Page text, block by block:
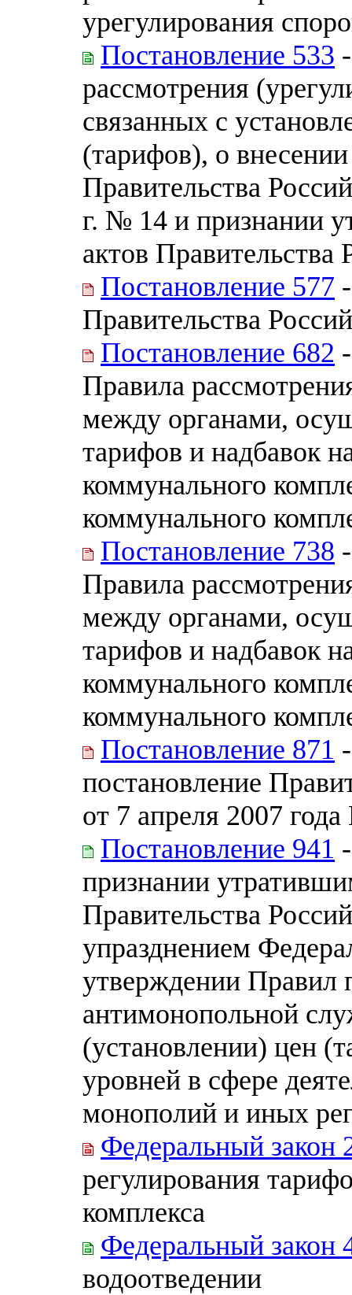
урегулирования
Постановление 533
рассмотрения
связанных с
(тарифов), о
Правительства
г. № 14 и признании
актов
Постановление 577
Правительства
Постановление 682
Правила
между органами,
тарифов и надбавок
коммунального
коммунального
Постановление 738
Правила
между органами,
тарифов и надбавок
коммунального
коммунального
Постановление 871
постановление
от 7 апреля 2007
Постановление 941
признании
Правительства
упразднением
утверждении Правил
антимонопольной
(установлении) цен
уровней в сфере
монополий и иных
Федеральный закон
регулирования
комплекса
Федеральный закон
водоотведении